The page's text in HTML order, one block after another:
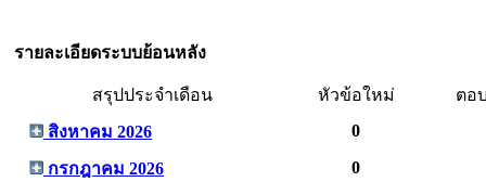
รายละเอียดระบบย้อนหลัง
สรุปประจำเดือน หัวข้อใหม่
ตอ
สิงหาคม 2026
0
กรกฎาคม 2026 0